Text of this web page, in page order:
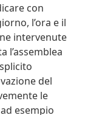
con
l’ora e il
intervenute
l’assemblea
del
le
esempio